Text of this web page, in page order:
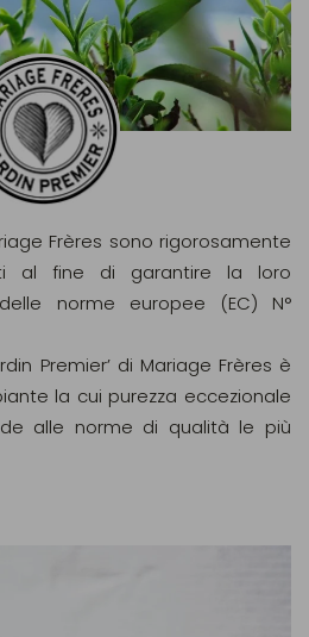
Frères sono rigorosamente
al fine di garantire la loro
norme europee (EC) N°
Premier’ di Mariage Frères è
la cui purezza eccezionale
alle norme di qualità le più